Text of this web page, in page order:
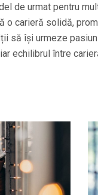
de urmat pentru
o carieră solidă,
să își urmeze
echilibrul între